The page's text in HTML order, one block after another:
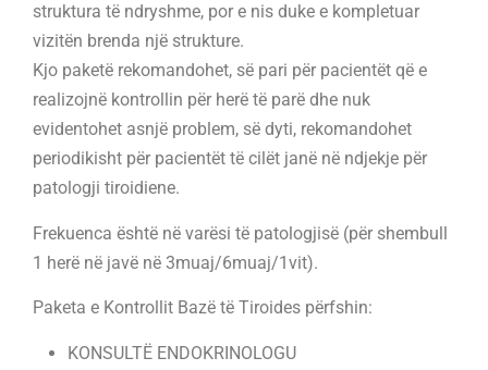
struktura të ndryshme, por e nis duke e kompletuar
vizitën brenda një strukture.
Kjo paketë rekomandohet, së pari për pacientët që e
realizojnë kontrollin për herë të parë dhe nuk
evidentohet asnjë problem, së dyti, rekomandohet
periodikisht për pacientët të cilët janë në ndjekje për
patologji tiroidiene.
Frekuenca është në varësi të patologjisë (për shembull
1 herë në javë në 3muaj/6muaj/1vit).
Paketa e Kontrollit Bazë të Tiroides përfshin:
KONSULTË ENDOKRINOLOGU